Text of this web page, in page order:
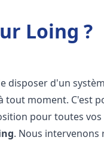
Loing ?
disposer d'un
tout moment. C'est
pour toutes vos
. Nous